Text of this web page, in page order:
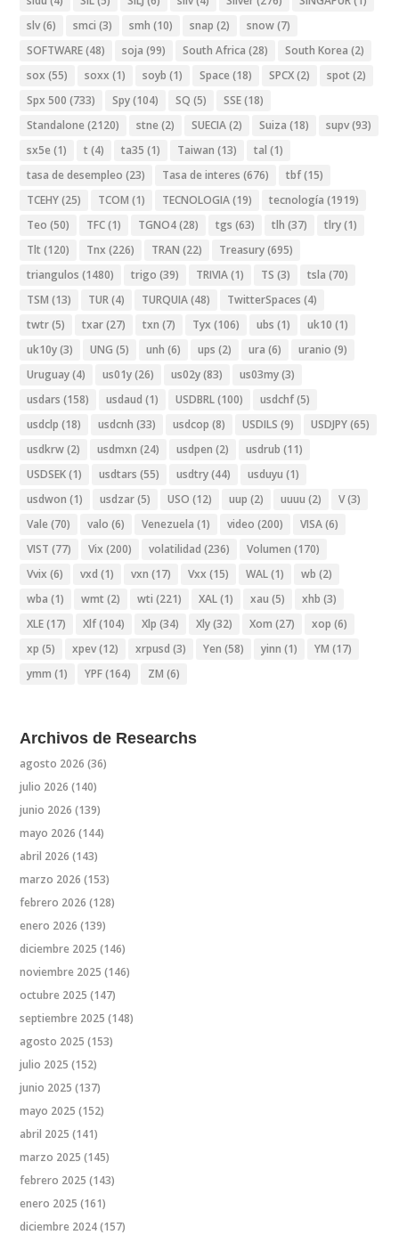
slv(6) smci (3) smh (10) snap (2) snow(7)
SOFTWARE(48) soja (99) South Africa (28) South Korea (2)
sox (55) soxx (1) soyb (1) Space (18) SPCX(2) spot (2)
Spx 500 (733) Spy(104) SQ (5) SSE(18)
Standalone (2120) stne (2) SUECIA(2) Suiza (18) supv(93)
sx5e (1) t (4) ta35 (1) Taiwan (13) tal (1)
tasa de desempleo (23) Tasa de interes (676) tbf(15)
TCEHY(25) TCOM (1) TECNOLOGIA(19) tecnología (1919)
Teo (50) TFC(1) TGNO4(28) tgs (63) tlh (37) tlry(1)
Tlt (120) Tnx (226) TRAN (22) Treasury(695)
triangulos (1480) trigo (39) TRIVIA(1) TS (3) tsla (70)
TSM (13) TUR(4) TURQUIA(48) TwitterSpaces (4)
twtr(5) txar(27) txn (7) Tyx (106) ubs (1) uk10 (1)
uk10y(3) UNG (5) unh (6) ups (2) ura (6) uranio (9)
Uruguay(4) us01y(26) us02y(83) us03my(3)
usdars (158) usdaud (1) USDBRL(100) usdchf(5)
usdclp (18) usdcnh (33) usdcop (8) USDILS (9) USDJPY(65)
usdkrw(2) usdmxn (24) usdpen (2) usdrub (11)
USDSEK(1) usdtars (55) usdtry(44) usduyu (1)
usdwon (1) usdzar(5) USO (12) uup (2) uuuu (2) V(3)
Vale (70) valo (6) Venezuela (1) video (200) VISA(6)
VIST (77) Vix (200) volatilidad (236) Volumen (170)
Vvix (6) vxd (1) vxn (17) Vxx (15) WAL(1) wb (2)
wba (1) wmt (2) wti (221) XAL(1) xau (5) xhb (3)
XLE(17) Xlf(104) Xlp (34) Xly(32) Xom (27) xop (6)
xp (5) xpev(12) xrpusd (3) Yen (58) yinn (1) YM (17)
ymm (1) YPF(164) ZM (6)
Archivos de Researchs
agosto 2026 (36)
julio 2026 (140)
junio 2026 (139)
mayo 2026 (144)
abril 2026 (143)
marzo 2026 (153)
febrero 2026 (128)
enero 2026 (139)
diciembre 2025 (146)
noviembre 2025 (146)
octubre 2025 (147)
septiembre 2025 (148)
agosto 2025 (153)
julio 2025 (152)
junio 2025 (137)
mayo 2025 (152)
abril 2025 (141)
marzo 2025 (145)
febrero 2025 (143)
enero 2025 (161)
diciembre 2024(157)